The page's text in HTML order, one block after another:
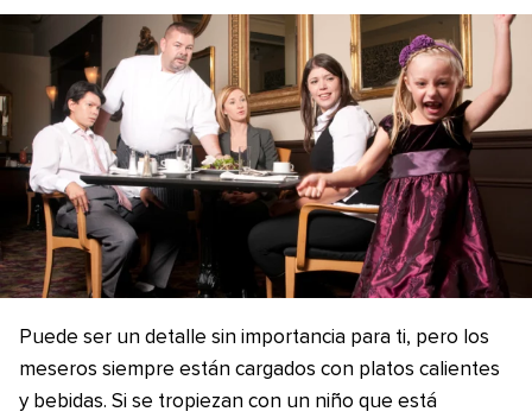
Puede ser un detalle sin importancia para ti, pero los
meseros siempre están cargados con platos calientes
y bebidas. Si se tropiezan con un niño que está